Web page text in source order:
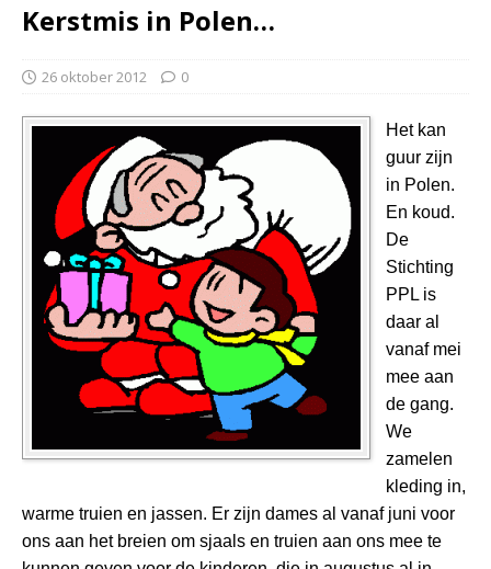
Kerstmis in Polen…
26 oktober 2012 0
Het kan
guur zijn
in Polen.
En koud.
De
Stichting
PPL is
daar al
vanaf mei
mee aan
de gang.
We
zamelen
kleding in,
warme truien en jassen. Er zijn dames al vanaf juni voor
ons aan het breien om sjaals en truien aan ons mee te